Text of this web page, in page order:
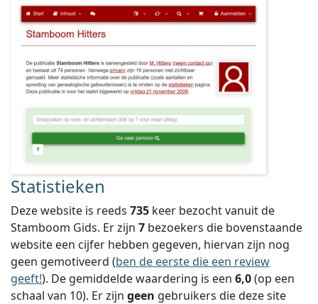
Statistieken
Deze website is reeds 735 keer bezocht vanuit de
Stamboom Gids. Er zijn 7 bezoekers die bovenstaande
website een cijfer hebben gegeven, hiervan zijn nog
geen gemotiveerd (ben de eerste die een review
geeft!). De gemiddelde waardering is een 6,0(op een
schaal van 10). Er zijn geen gebruikers die deze site